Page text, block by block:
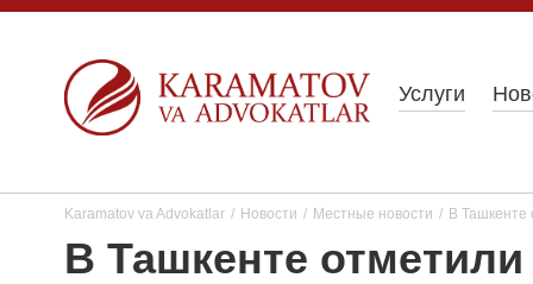
Услуги
Karamatov va Advokatlar / Новости / Местные новости / В Ташкенте
В Ташкенте